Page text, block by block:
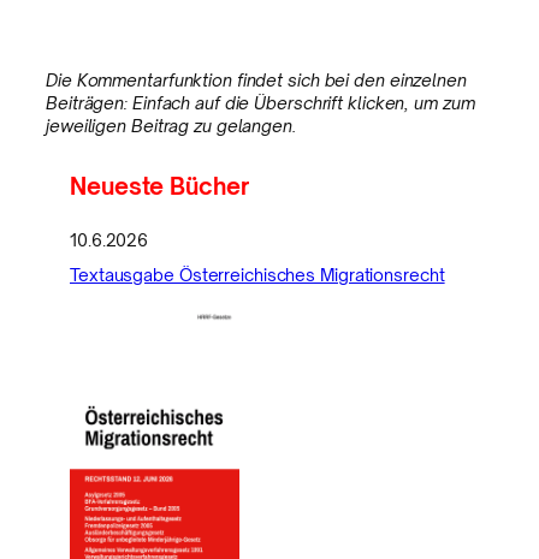
Die Kommentarfunktion findet sich bei den einzelnen
Beiträgen: Einfach auf die Überschrift klicken, um zum
jeweiligen Beitrag zu gelangen.
Neueste Bücher
10.6.2026
Textausgabe Österreichisches Migrationsrecht